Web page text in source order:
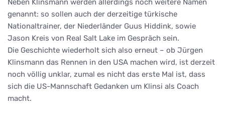
Neben Klinsmann werden allerdings noch weitere Namen
genannt: so sollen auch der derzeitige türkische
Nationaltrainer, der Niederländer Guus Hiddink, sowie
Jason Kreis von Real Salt Lake im Gespräch sein.
Die Geschichte wiederholt sich also erneut – ob Jürgen
Klinsmann das Rennen in den USA machen wird, ist derzeit
noch völlig unklar, zumal es nicht das erste Mal ist, dass
sich die US-Mannschaft Gedanken um Klinsi als Coach
macht.